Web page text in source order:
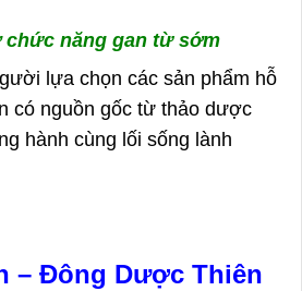
chức năng gan từ sớm
lựa chọn các sản phẩm hỗ
có nguồn gốc từ thảo dược
hành cùng lối sống lành
– Đông Dược Thiên